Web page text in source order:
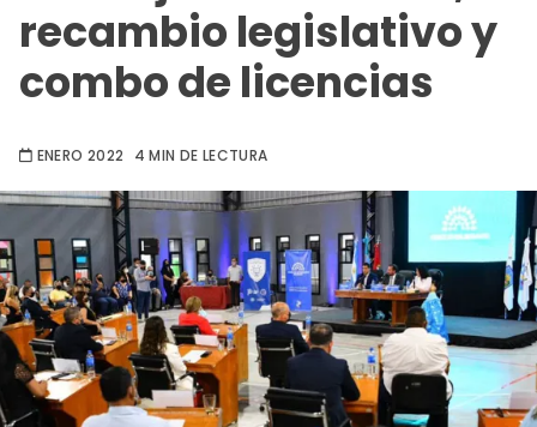
recambio legislativo y
combo de licencias
ENERO 2022 4 MIN DE LECTURA